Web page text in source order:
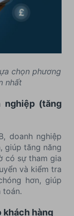
chọn phương
nhất
nghiệp (tăng
doanh nghiệp
giúp tăng năng
có sự tham gia
và kiểm tra
hơn, giúp
toán.
khách hàng